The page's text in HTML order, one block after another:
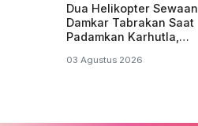
Dua Helikopter Sewaan
Damkar Tabrakan Saat
Padamkan Karhutla,
03 Agustus 2026